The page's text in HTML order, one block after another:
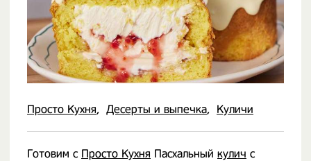
Просто Кухня Десерты и выпечка Куличи
Готовим с Просто Кухня Пасхальный кулич с